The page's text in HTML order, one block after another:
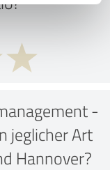
-
jeglicher Art
Hannover?